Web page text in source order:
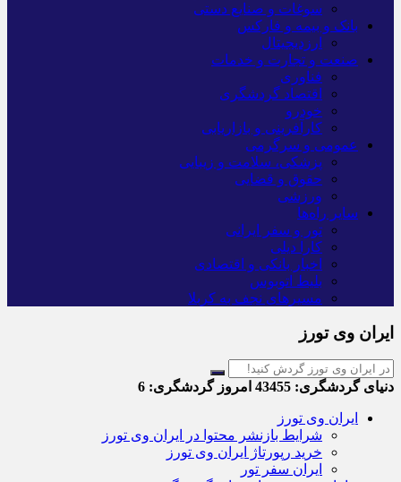
سوغات و صنایع دستی
بانک و بیمه و فارکس
ارزدیجیتال
صنعت و تجارت و خدمات
فناوری
اقتصاد گردشگری
خودرو
کارآفرینی و بازاریابی
عمومی و سرگرمی
پزشکی، سلامت و زیبایی
حقوق و قضایی
ورزشی
سایر راه‌ها
تور و سفر ایرانی
کارا دیلی
اخبار بانکی و اقتصادی
بلیط اتوبوس
مسیرهای نجف به کربلا
ایران وی تورز
دنیای گردشگری: امروز گردشگری:
ایران وی تورز
شرایط بازنشر محتوا در ایران وی تورز
خرید رپورتاژ ایران وی تورز
ایران سفر تور